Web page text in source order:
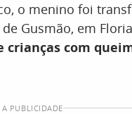
o menino foi
Gusmão, em
com
PUBLICIDADE